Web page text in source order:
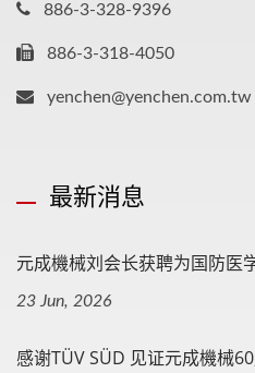
886-3-328-9396
886-3-318-4050
yenchen@yenchen.com.tw
最新消息
元成機械刘会长获聘为国防医
23 Jun, 2026
感谢TÜV SÜD 见证元成機械